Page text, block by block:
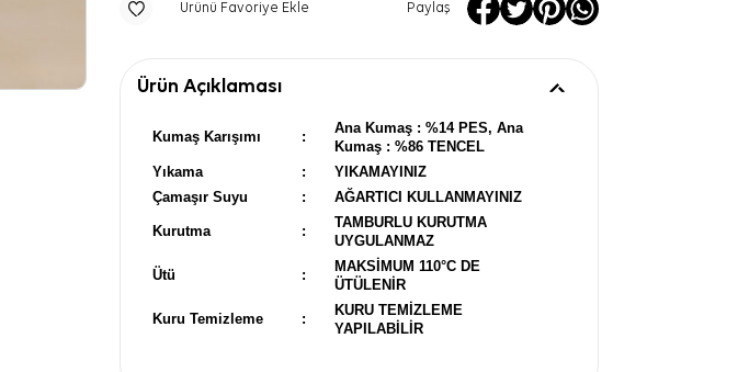
Ürünü Favoriye Ekle Paylaş
Ürün Açıklaması
Kumaş Karışımı :
Ana Kumaş : %14 PES, Ana
Kumaş : %86 TENCEL
Yıkama
:
YIKAMAYINIZ
Çamaşır Suyu
: AĞARTICI KULLANMAYINIZ
Kurutma :
TAMBURLU KURUTMA
UYGULANMAZ
Ütü :
MAKSİMUM 110°C DE
ÜTÜLENİR
Kuru Temizleme :
KURU TEMİZLEME
YAPILABİLİR